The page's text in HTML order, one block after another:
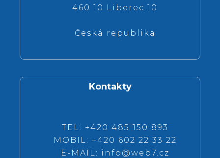
460 10 Liberec 10
Česká republika
Kontakty
TEL: +420 485 150 893
MOBIL: +420 602 22 33 22
E-MAIL: info@web7.cz